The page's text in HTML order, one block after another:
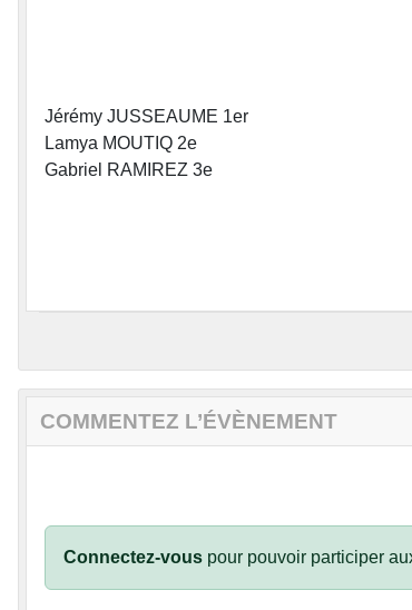
Jérémy JUSSEAUME 1er
Lamya MOUTIQ 2e
Gabriel RAMIREZ 3e
COMMENTEZ L’ÉVÈNEMENT
Connectez-vous pour pouvoir participer